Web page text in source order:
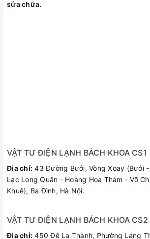
phục vụ nhu cầu lắp đặt và
VẬT TƯ ĐIỆN LẠNH BÁCH KHOA CS1
Đia chỉ:43 Đường Bưởi, Vòng Xoay (Bưởi -
Lạc Long Quân - Hoàng Hoa Thám - Võ
VẬT TƯ ĐIỆN LẠNH BÁCH KHOA CS2